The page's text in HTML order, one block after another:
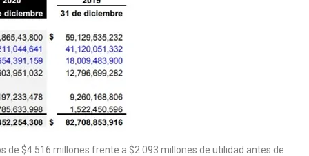
de $4.516 millones frente a $2.093 millones de utilidad antes de